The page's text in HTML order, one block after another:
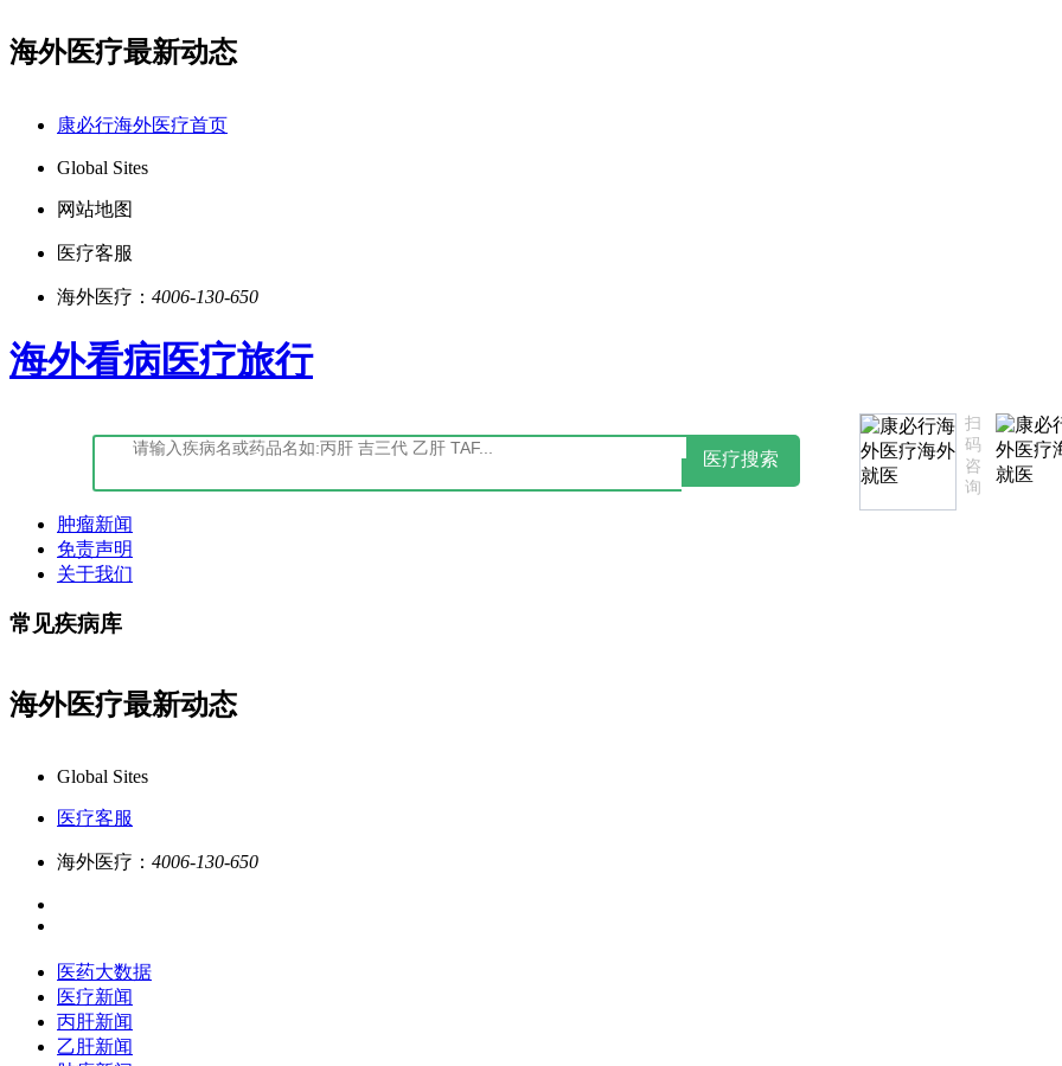
海外医疗最新动态
康必行海外医疗首页
Global Sites
网站地图
医疗客服
海外医疗： 4006-130-650
海外看病医疗旅行
医疗搜索
扫
码
咨
询
肿瘤新闻
免责声明
关于我们
常见疾病库
海外医疗最新动态
Global Sites
医疗客服
海外医疗： 4006-130-650
医药大数据
医疗新闻
丙肝新闻
乙肝新闻